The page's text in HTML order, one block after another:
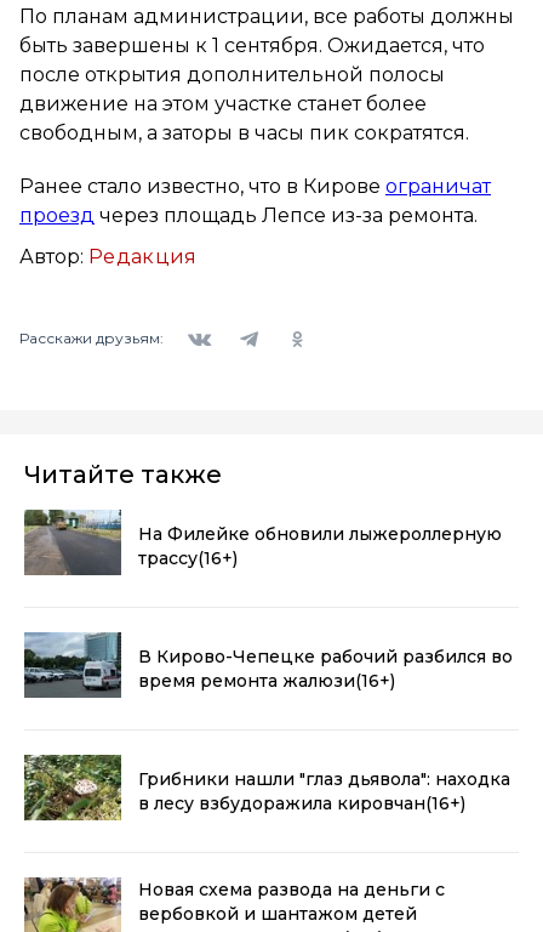
По планам администрации, все работы должны
быть завершены к 1 сентября. Ожидается, что
после открытия дополнительной полосы
движение на этом участке станет более
свободным, а заторы в часы пик сократятся.
Ранее стало известно, что в Кирове ограничат
проезд через площадь Лепсе из-за ремонта.
Автор: Редакция
Расскажи друзьям:
Читайте также
На Филейке обновили лыжероллерную
трассу(16+)
В Кирово-Чепецке рабочий разбился во
время ремонта жалюзи(16+)
Грибники нашли "глаз дьявола": находка
в лесу взбудоражила кировчан(16+)
Новая схема развода на деньги с
вербовкой и шантажом детей